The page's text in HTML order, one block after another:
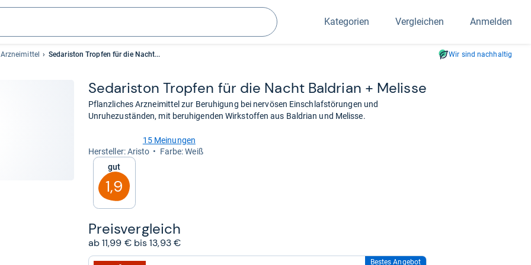
Suchen
Kategorien Vergleichen Anmelden
Sedariston Tropfen für die Nacht... Wir sind nachhaltig
Seda­ri­ston Trop­fen für die Nacht Bal­drian + Melisse
Pflanzliches Arzneimittel zur Beruhigung bei nervösen Einschlafstörungen und
Unruhezuständen, mit beruhigenden Wirkstoffen aus Baldrian und Melisse.
von
Sternen
15 Meinungen
Her­stel­ler: Aristo
Farbe: Weiß
Gut
1,9
Preis­ver­gleich
ab 11,99 € bis 13,93 €
Bestes Angebot